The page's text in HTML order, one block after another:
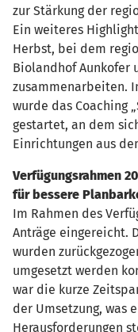
zur Stärkung der
Ein weiteres
Herbst, bei dem
Biolandhof Aunkofer
zusammenarbeiten.
wurde das Coaching
gestartet, an dem
Einrichtungen aus
Verfügungsrahmen
für bessere
Im Rahmen des
Anträge eingereicht.
wurden
umgesetzt werden
war die kurze
der Umsetzung, was
Herausforderungen